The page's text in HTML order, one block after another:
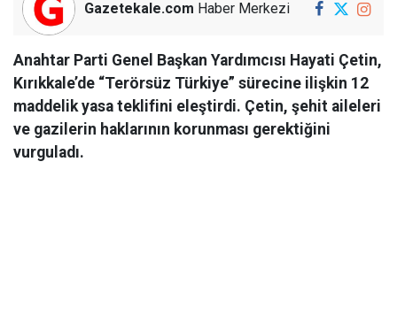
Gazetekale.com Haber Merkezi
Anahtar Parti Genel Başkan Yardımcısı Hayati Çetin,
Kırıkkale’de “Terörsüz Türkiye” sürecine ilişkin 12
maddelik yasa teklifini eleştirdi. Çetin, şehit aileleri
ve gazilerin haklarının korunması gerektiğini
vurguladı.